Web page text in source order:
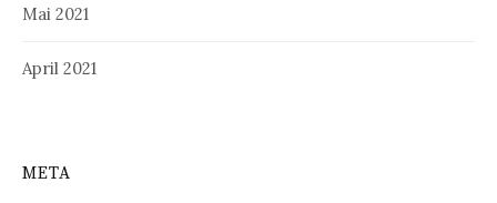
Mai 2021
April 2021
META